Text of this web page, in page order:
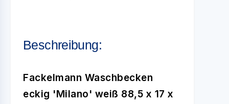
Beschreibung:
Fackelmann Waschbecken
eckig 'Milano' weiß 88,5 x 17 x